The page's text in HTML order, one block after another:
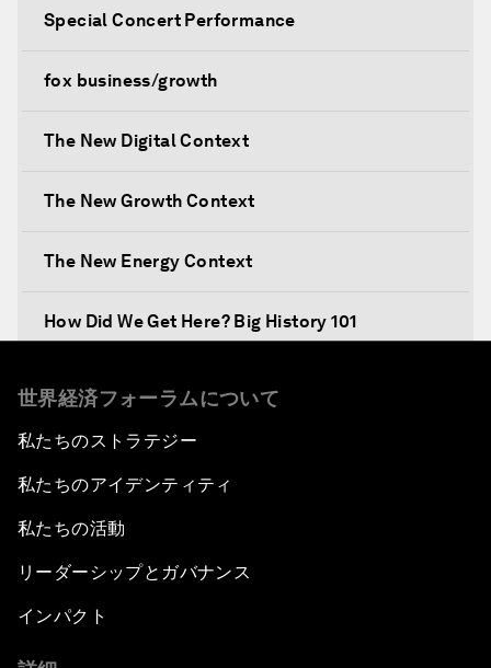
Special Concert Performance
fox business/growth
The New Digital Context
The New Growth Context
The New Energy Context
How Did We Get Here? Big History 101
An Insight, An Idea with Martin Wolf
Closing the Infrastructure Gap
The New Banking Context
世界経済フォーラムについて
私たちのストラテジー
私たちのアイデンティティ
私たちの活動
リーダーシップとガバナンス
インパクト